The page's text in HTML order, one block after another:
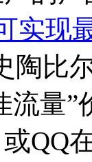
实现
陶比
流量”
QQ